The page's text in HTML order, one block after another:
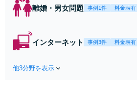
離婚・男女問題 事例1件 料金表有
インターネット 事例3件 料金表有
他3分野を表示